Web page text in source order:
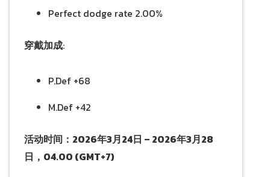
Perfect dodge rate 2.00%
穿戴加成:
P.Def +68
M.Def +42
活动时间：2026年3月24日 – 2026年3月28
日，04.00 (GMT+7)